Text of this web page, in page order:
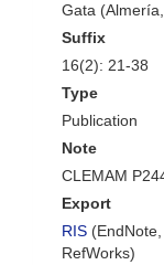
Gata
Suffix
16(2): 21-38
Type
Publication
Note
CLEMAM
Export
RIS
RefWorks)